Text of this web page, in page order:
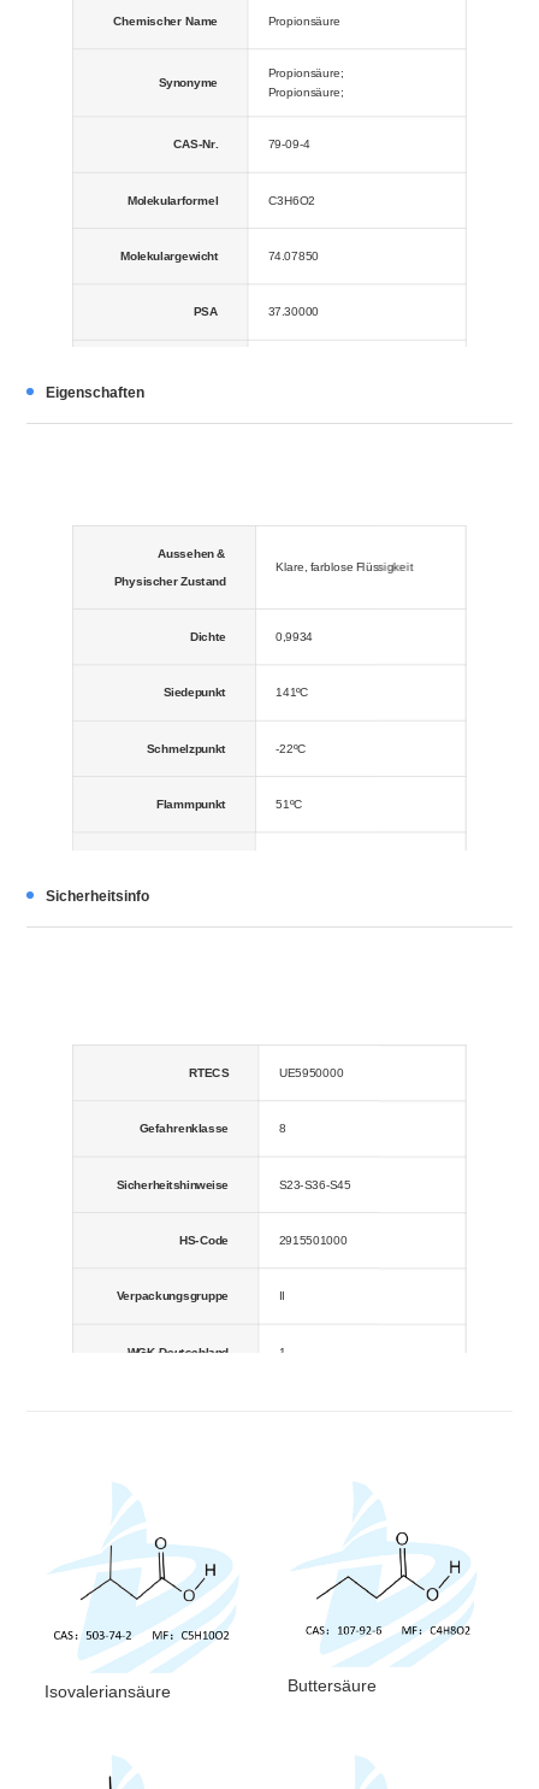
Chemischer Name Propionsäure
Synonyme
Propionsäure;
Propionsäure;
CAS-Nr. 79-09-4
Molekularformel C3H6O2
Molekulargewicht 74.07850
PSA 37.30000
Eigenschaften
Aussehen &
Physischer Zustand
Klare, farblose Flüssigkeit
Dichte 0,9934
Siedepunkt 141ºC
Schmelzpunkt -22ºC
Flammpunkt 51ºC
Sicherheitsinfo
RTECS UE5950000
Gefahrenklasse 8
Sicherheitshinweise S23-S36-S45
HS-Code 2915501000
Verpackungsgruppe II
WGK Deutschland 1
Gefahrencodes
Symbol GHS02, GHS05, GHS07
Gefahrenhinweis H226; H314; H335
Achtung
P353; P304 + P340 + P310;
Isovaleriansäure Buttersäure